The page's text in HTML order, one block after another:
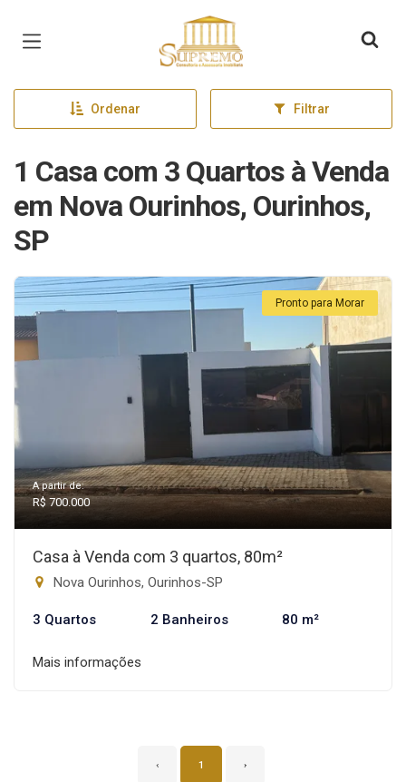
Página inicial
Ordenar Filtrar
1 Casa com 3 Quartos à Venda
em Nova Ourinhos, Ourinhos,
SP
Pronto para Morar
A partir de:
R$ 700.000
Casa à Venda com 3 quartos, 80m²
Nova Ourinhos, Ourinhos-SP
3 Quartos 2 Banheiros 80 m²
Mais informações
‹ 1 ›